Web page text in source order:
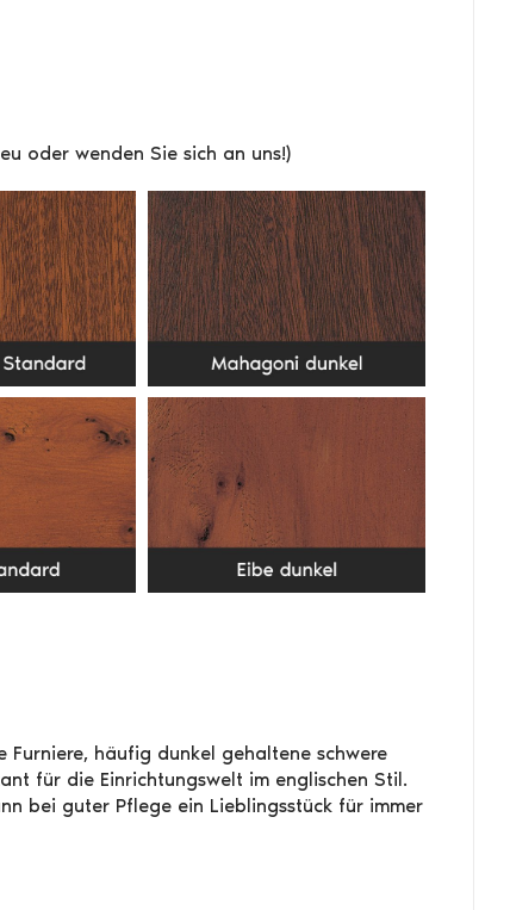
oder wenden Sie sich an uns!)
häufig dunkel gehaltene schwere
für die Einrichtungswelt im englischen Stil.
bei guter Pflege ein Lieblingsstück für immer